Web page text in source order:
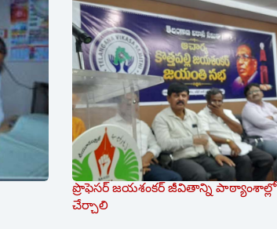
ప్రొఫెసర్ జయశంకర్ జీవితాన్ని పాఠ్యాంశాల్లో
చేర్చాలి